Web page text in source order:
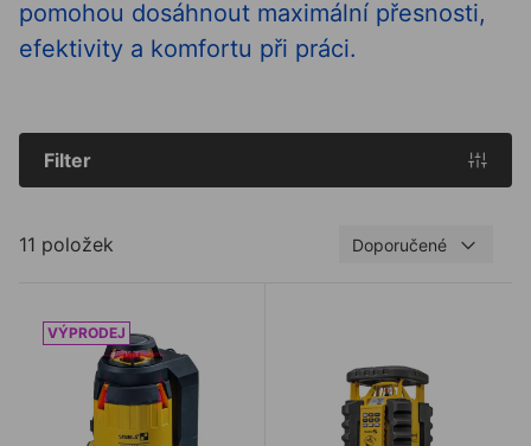
pomohou dosáhnout maximální přesnosti,
efektivity a komfortu při práci.
Filter
11 položek Doporučené
Samonivelační multiliniový laser STABILA LAX 400